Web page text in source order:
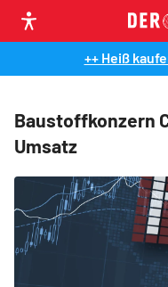
++ Heiß
Baustoffkonzern
Umsatz